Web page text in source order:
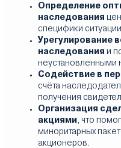
Определение
наследования
специфики
Урегулирование
наследования и
неустановленными
Содействие в
счёта
получения
Организация
акциями, что
миноритарных
акционеров.